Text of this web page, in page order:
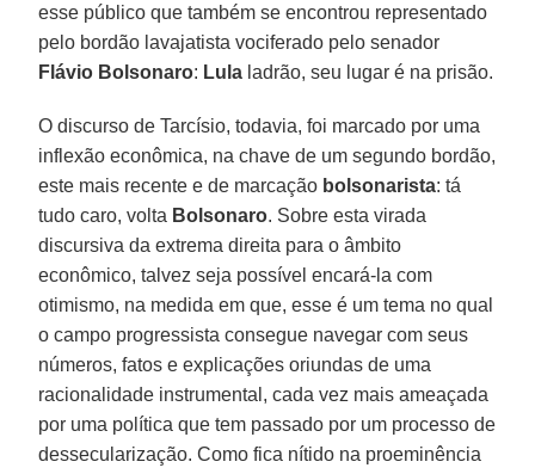
esse público que também se encontrou representado
pelo bordão lavajatista vociferado pelo senador
Flávio Bolsonaro: Lula ladrão, seu lugar é na prisão.
O discurso de Tarcísio, todavia, foi marcado por uma
inflexão econômica, na chave de um segundo bordão,
este mais recente e de marcação bolsonarista: tá
tudo caro, volta Bolsonaro. Sobre esta virada
discursiva da extrema direita para o âmbito
econômico, talvez seja possível encará-la com
otimismo, na medida em que, esse é um tema no qual
o campo progressista consegue navegar com seus
números, fatos e explicações oriundas de uma
racionalidade instrumental, cada vez mais ameaçada
por uma política que tem passado por um processo de
dessecularização. Como fica nítido na proeminência